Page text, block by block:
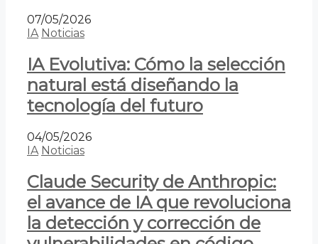
07/05/2026
IA Noticias
IA Evolutiva: Cómo la selección
natural está diseñando la
tecnología del futuro
04/05/2026
IA Noticias
Claude Security de Anthropic:
el avance de IA que revoluciona
la detección y corrección de